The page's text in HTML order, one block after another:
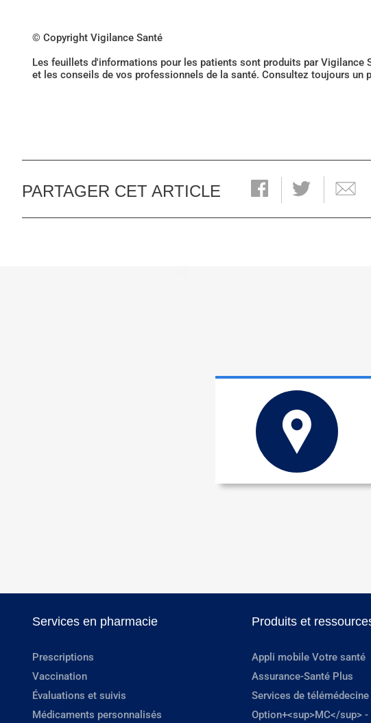
© Copyright Vigilance Santé
Les feuillets d'informations pour les patients sont produits par Vigilance
et les conseils de vos professionnels de la santé. Consultez toujours
PARTAGER CET ARTICLE
Services en pharmacie
Prescriptions
Vaccination
Évaluations et suivis
Médicaments personnalisés
Produits et
Appli mobile Votre santé
Assurance-Santé Plus
Services de télémédecine
Option+<sup>MC</sup>